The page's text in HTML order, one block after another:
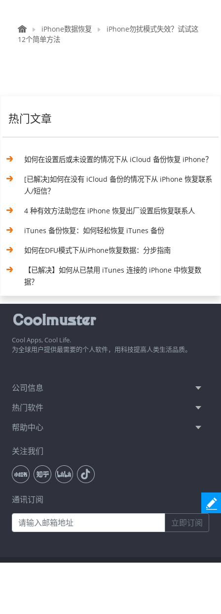
iPhone数据恢复
iPhone勿扰模式失效？试试这
12个简单方法
热门文章
如何在设置后或未设置的情况下从 iCloud 备份恢复 iPhone？
[已解决]如何在没有 iCloud 备份的情况下从 iPhone 恢复联系
人/短信？
4 种有效方法助您在 iPhone 恢复出厂设置后恢复联系人
iTunes 备份恢复：如何轻松恢复 iTunes 备份
如何在DFU模式下从iPhone恢复数据：分步指南
【已解决】如何从已禁用 iTunes 连接的 iPhone 中恢复数
据？
Cool Apps, Cool Life.
为全球用户提供最需要的个人软件，用科技提高人类生活品质。
公司信息
热门软件
帮助中心
关注我们
通讯订阅
立即订阅